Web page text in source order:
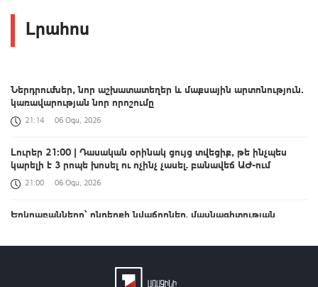
Լրահոս
Ներդրումներ, նոր աշխատատեղեր և մաքսային արտոնություն․
կառավարության նոր որոշումը
21:14 06 Օգս, 2026
Լուրեր 21:00 | Դասական օրինակ ցույց տվեցիք, թե ինչպես
կարելի է 3 րոպե խոսել ու ոչինչ չասել. բանավեճ ԱԺ-ում
21:00 06 Օգս, 2026
Երկրաբանները՝ ընդերքի նվաճողներ. մասնագիտության
20:57 06 Օգս, 2026
Իտալիայի 27 խոշոր քաղաքներում եղանակային վտանգի